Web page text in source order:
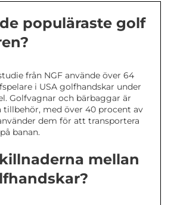
populäraste golf
från NGF använde över 64
i USA golfhandskar under
Golfvagnar och bärbaggar är
tillbehör, med över 40 procent av
dem för att transportera
banan.
mellan